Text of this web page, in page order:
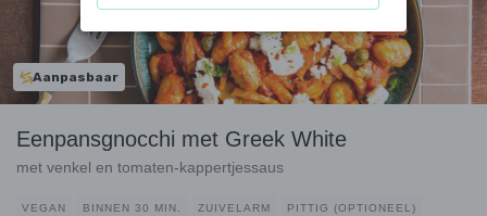
Aanpasbaar
Eenpansgnocchi met Greek White
met venkel en tomaten-kappertjessaus
VEGAN BINNEN 30 MIN. ZUIVELARM PITTIG (OPTIONEEL)